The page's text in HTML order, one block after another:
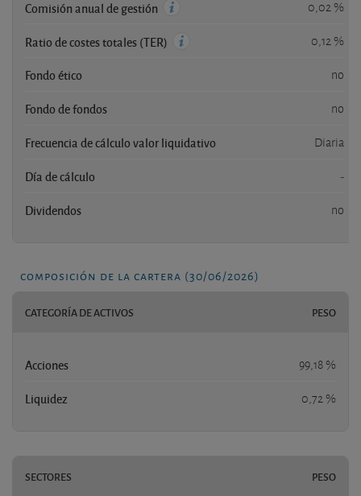
Comisión anual de gestión 0,02 %
Ratio de costes totales (TER) 0,12 %
Fondo ético no
Fondo de fondos no
Frecuencia de cálculo valor liquidativo Diaria
Día de cálculo -
Dividendos no
composición de la cartera (30/06/2026)
CATEGORÍA DE ACTIVOS PESO
Acciones 99,18 %
Liquidez 0,72 %
SECTORES PESO